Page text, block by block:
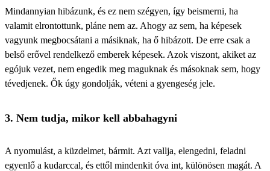
Mindannyian hibázunk, és ez nem szégyen, így beismerni, ha
valamit elrontottunk, pláne nem az. Ahogy az sem, ha képesek
vagyunk megbocsátani a másiknak, ha ő hibázott. De erre csak a
belső erővel rendelkező emberek képesek. Azok viszont, akiket az
egójuk vezet, nem engedik meg maguknak és másoknak sem, hogy
tévedjenek. Ők úgy gondolják, véteni a gyengeség jele.
3. Nem tudja, mikor kell abbahagyni
A nyomulást, a küzdelmet, bármit. Azt vallja, elengedni, feladni
egyenlő a kudarccal, és ettől mindenkit óva int, különösen magát. A